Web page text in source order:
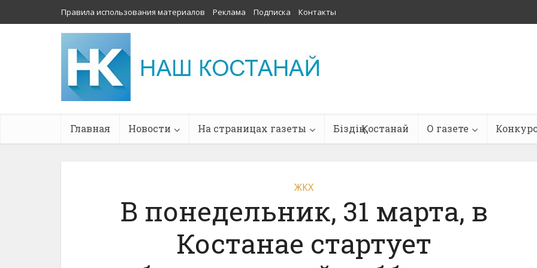
Правила использования материалов Реклама Подписка Контакты
Главная Новости На страницах газеты Біздің Қостанай О газете
ЖКХ
В понедельник, 31 марта, в
Костанае стартует